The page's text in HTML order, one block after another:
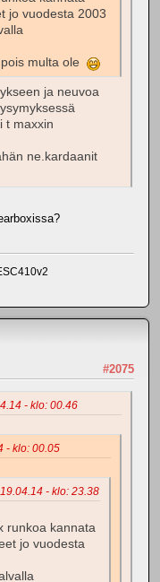
jo vuodesta 2003
multa ole
ja neuvoa
t maxxin
ne.kardaanit
#2075
- klo: 00.46
- klo: 00.05
- klo: 23.38
runkoa kannata
jo vuodesta